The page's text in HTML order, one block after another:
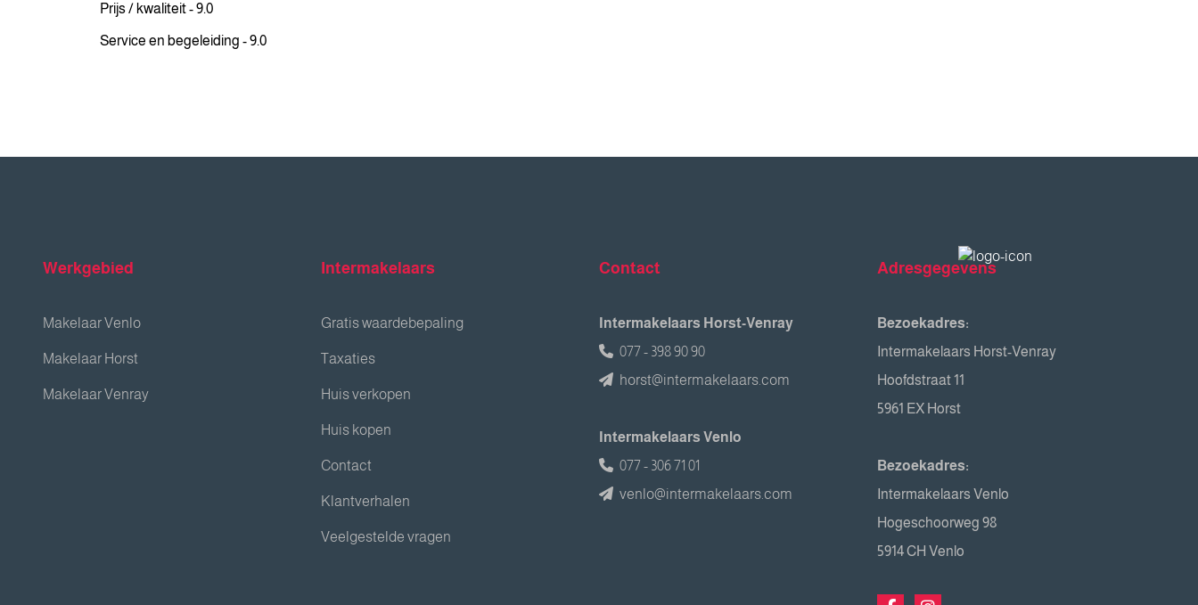
Prijs / kwaliteit - 9.0
Service en begeleiding - 9.0
Werkgebied
Makelaar Venlo
Makelaar Horst
Makelaar Venray
Intermakelaars
Gratis waardebepaling
Taxaties
Huis verkopen
Huis kopen
Contact
Klantverhalen
Veelgestelde vragen
Contact
Intermakelaars Horst-Venray
077 - 398 90 90
horst@intermakelaars.com
Intermakelaars Venlo
077 - 306 71 01
venlo@intermakelaars.com
Adresgegevens
Bezoekadres:
Intermakelaars Horst-Venray
Hoofdstraat 11
5961 EX Horst
Bezoekadres:
Intermakelaars Venlo
Hogeschoorweg 98
5914 CH Venlo